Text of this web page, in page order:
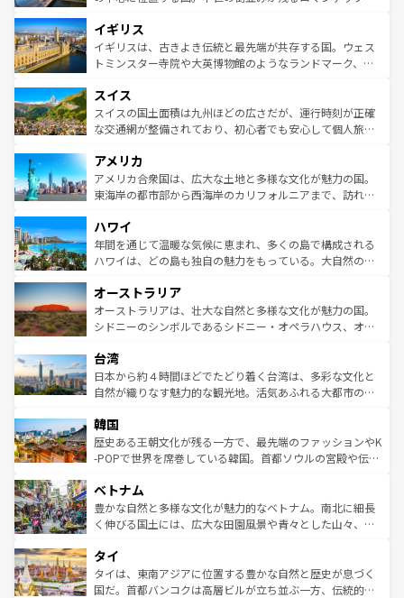
いる。シャンパンの発祥地であるランス、プロヴァンスの
香り高いラベンダー畑など、多彩な楽しみ方が可能だ。さ
らに、パリ以外の地域にも魅力が溢れており、どの街角に
れる地方に足を運ぶとそれぞれで全く異なる文化を体験で
きるだろう。 なお、新着のフランス情報はコンテンツ一覧
を参照してほしい。
顔を持つこの国は、どこを歩いても飽きることがない。ベ
ルリンの文化的活気、バイエルン州のアルプスの絶景、そ
してライン川沿いのワイン畑といった風景は必見。ビール
は、お酒好きな人にはぜひ体験してほしい。 なお、新着の
ドイツ情報はコンテンツ一覧を参照してほしい。
イギリス
イギリスは、古きよき伝統と最先端が共存する国。ウェス
トミンスター寺院や大英博物館のようなランドマーク、歴
リアごとに異なる魅力がある。また、優雅なアフタヌーン
ティー、ビール好きにはたまらない英国パブ、サッカー観
戦など、本場だからこそできる体験も豊富。イギリスを旅
ンツ一覧を参照してほしい。
スイス
スイスの国土面積は九州ほどの広さだが、運行時刻が正確
な交通網が整備されており、初心者でも安心して個人旅行
の建物がそのまま残る町や、スイスならではのユニークな
博物館もあり、アルプス観光だけでなく町歩きも満喫する
ことができる。国民の所得が高いため物価も高いが、旅行
ば市内交通費無料で観光を楽しむこともできる。 なお、新
着のスイス情報はコンテンツ一覧 を参照してほしい。
アメリカ
アメリカ合衆国は、広大な土地と多様な文化が魅力の国。
東海岸の都市部から西海岸のカリフォルニアまで、訪れる
のような巨大都市は、観光、ショッピング、エンターテイ
ンメントが詰まった刺激的なスポットだ。一方、アメリカ
西部には大自然が広がり、グランドキャニオンやイエロー
部のニューオーリンズでは、音楽と美食が融合した独特の
文化が魅力。旅行者はアメリカの各地域で異なる魅力を楽
しみながら、その多様性と豊かな歴史を感じることができ
ならではの贅沢な旅のスタイルだ。 なお、新着のアメリカ
情報はコンテンツ一覧を参照してほしい。
ハワイ
年間を通じて温暖な気候に恵まれ、多くの島で構成される
ハワイは、どの島も独自の魅力をもっている。大自然の神
ワイ島は見逃せない。また、定番の観光地といえばオアフ
島だが、静かな自然を求めるならマウイ島やカウアイ島が
おすすめ。エメラルドグリーンに輝く海をはじめ、豊かな
れるおもてなしの心で訪れる人々を迎えてくれるハワイの
人々、おいしいローカルフードやハワイアンミュージッ
ク、伝統的なフラダンスなど、すべてがハワイの魅力を彩
ワイを、存分に味わってほしい。 なお、新着のハワイ情報
はコンテンツ一覧を参照してほしい。
オーストラリア
オーストラリアは、壮大な自然と多様な文化が魅力の国。
シドニーのシンボルであるシドニー・オペラハウス、オー
リアリーフや大陸中央部にそびえるウルル（エアーズロッ
ク）、タスマニアの美しい原生林やケアンズの熱帯雨林な
ど、見どころがたくさん。また、カフェやワイン、オージ
いる。アクティビティも充実しており、サーフィンやダイ
ビング、ハイキングなど、アウトドア好きにはたまらな
い。オーストラリアの多彩な魅力を存分に味わいつくそ
参照してほしい。
台湾
日本から約４時間ほどでたどり着く台湾は、多彩な文化と
自然が織りなす魅力的な観光地。活気あふれる大都市の台
ン）、静ひつな山岳地帯である台湾東部など、都市の喧騒
と山間の静けさが共存しており、訪れる人に新しい発見と
驚きをもたらしてくれる。また、奥深い台湾の食文化も魅
容にもいいと評判のスイーツなど、バラエティ豊かな料理
が味わえる。 なお、新着の台湾情報は コンテンツ一覧を参
照してほしい。
韓国
歴史ある王朝文化が残る一方で、最先端のファッションやK
-POPで世界を席巻している韓国。首都ソウルの宮殿や伝統
き、地方に足を延ばせば四季折々の自然美を楽しむことが
できる。そして、キムチや焼肉、絶品のストリートフード
まで、さまざまな韓国料理が待っている。夜には、韓国な
リティに包まれながら、韓国の多彩な魅力を心ゆくまで味
わってみてほしい。 なお、新着の韓国情報はコンテンツ一
覧を参照してほしい。
ベトナム
豊かな自然と多様な文化が魅力的なベトナム。南北に細長
く伸びる国土には、広大な田園風景や青々とした山々、世
急速な発展と共に伝統が息づく。ハノイの古い町並みやホ
ーチミン市のフランス統治時代の建物も、独特の雰囲気を
醸し出している。また、バラエティの豊かさとおいしさで
タイ
タイは、東南アジアに位置する豊かな自然と歴史が息づく
国だ。首都バンコクは高層ビルが立ち並ぶ一方、伝統的な